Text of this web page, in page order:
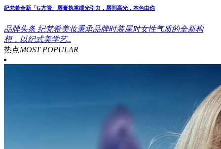
纪梵希全新「G方管」唇膏执掌缎光引力，唇间高光，本色由你
品牌头条 纪梵希美妆秉承品牌时装屋对女性气质的全新构
想，以纪式美学艺..
热点MOST POPULAR